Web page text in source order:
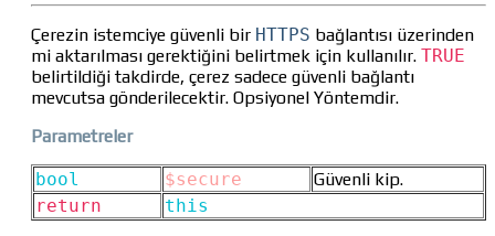
Çerezin istemciye güvenli bir HTTPS bağlantısı üzerinden
mi aktarılması gerektiğini belirtmek için kullanılır. TRUE
belirtildiği takdirde, çerez sadece güvenli bağlantı
mevcutsa gönderilecektir. Opsiyonel Yöntemdir.
Parametreler
bool $secure
Güvenli kip.
return
this